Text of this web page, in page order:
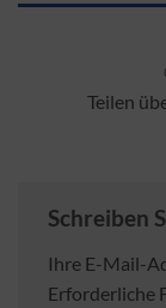
Teilen
Schreiben
Ihre E-Mail-
Erforderliche